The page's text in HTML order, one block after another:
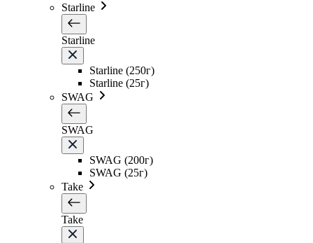
Starline
Starline
Starline (250г)
Starline (25г)
SWAG
SWAG
SWAG (200г)
SWAG (25г)
Take
Take